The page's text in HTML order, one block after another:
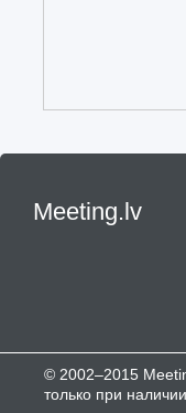
Meeting.lv
© 2002–2015
только при